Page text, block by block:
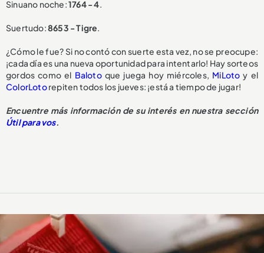
Sinuano noche:1764 - 4.
Suertudo:8653 - Tigre.
¿Cómo le fue? Si no contó con suerte esta vez, no se preocupe:
¡cada día es una nueva oportunidad para intentarlo! Hay sorteos
gordos como el Balotoque juega hoy miércoles, MiLoto y el
ColorLotorepiten todos los jueves: ¡está a tiempo de jugar!
Encuentre más información de su interés en nuestra sección
Útil para vos.